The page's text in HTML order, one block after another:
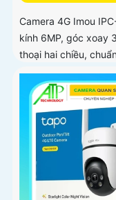
Camera 4G Imou
kính 6MP, góc xoay
thoại hai chiều,
thông minh IMOU